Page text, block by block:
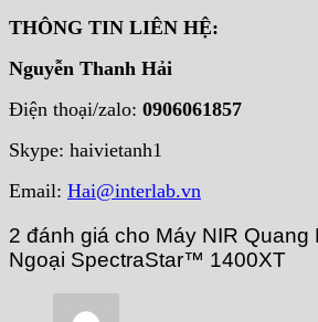
THÔNG TIN LIÊN HỆ:
Nguyễn Thanh Hải
Điện thoại/zalo: 0906061857
Skype: haivietanh1
Email: Hai@interlab.vn
2 đánh giá cho Máy NIR Quang
Ngoại SpectraStar™ 1400XT